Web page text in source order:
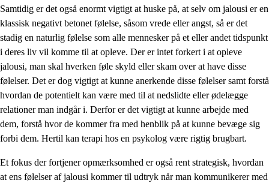
Samtidig er det også enormt vigtigt at huske på, at selv om jalousi er en
klassisk negativt betonet følelse, såsom vrede eller angst, så er det
stadig en naturlig følelse som alle mennesker på et eller andet tidspunkt
i deres liv vil komme til at opleve. Der er intet forkert i at opleve
jalousi, man skal hverken føle skyld eller skam over at have disse
følelser. Det er dog vigtigt at kunne anerkende disse følelser samt forstå
hvordan de potentielt kan være med til at nedslidte eller ødelægge
relationer man indgår i. Derfor er det vigtigt at kunne arbejde med
dem, forstå hvor de kommer fra med henblik på at kunne bevæge sig
forbi dem. Hertil kan terapi hos en psykolog være rigtig brugbart.
Et fokus der fortjener opmærksomhed er også rent strategisk, hvordan
at ens følelser af jalousi kommer til udtryk når man kommunikerer med